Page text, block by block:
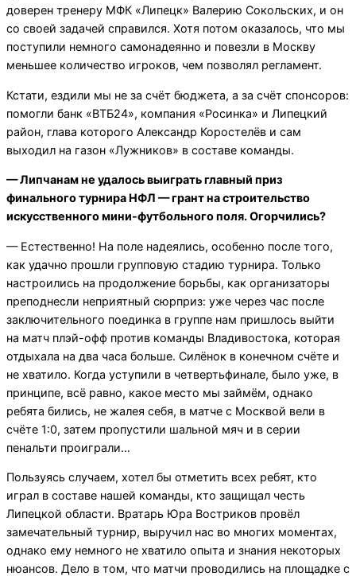
доверен тренеру МФК «Липецк» Валерию Сокольских, и он
со своей задачей справился. Хотя потом оказалось, что мы
поступили немного самонадеянно и повезли в Москву
меньшее количество игроков, чем позволял регламент.
Кстати, ездили мы не за счёт бюджета, а за счёт спонсоров:
помогли банк «ВТБ24», компания «Росинка» и Липецкий
район, глава которого Александр Коростелёв и сам
выходил на газон «Лужников» в составе команды.
— Липчанам не удалось выиграть главный приз
финального турнира НФЛ — грант на строительство
искусственного мини-футбольного поля. Огорчились?
— Естественно! На поле надеялись, особенно после того,
как удачно прошли групповую стадию турнира. Только
настроились на продолжение борьбы, как организаторы
преподнесли неприятный сюрприз: уже через час после
заключительного поединка в группе нам пришлось выйти
на матч плэй-офф против команды Владивостока, которая
отдыхала на два часа больше. Силёнок в конечном счёте и
не хватило. Когда уступили в четвертьфинале, было уже, в
принципе, всё равно, какое место мы займём, однако
ребята бились, не жалея себя, в матче с Москвой вели в
счёте 1:0, затем пропустили шальной мяч и в серии
пенальти проиграли…
Пользуясь случаем, хотел бы отметить всех ребят, кто
играл в составе нашей команды, кто защищал честь
Липецкой области. Вратарь Юра Востриков провёл
замечательный турнир, выручил нас во многих моментах,
однако ему немного не хватило опыта и знания некоторых
нюансов. Дело в том, что матчи проводились на площадке с